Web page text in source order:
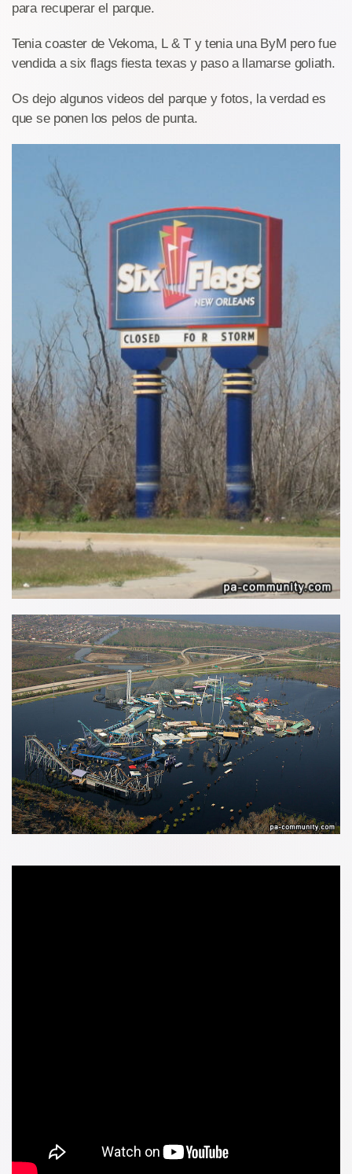
para recuperar el parque.
Tenia coaster de Vekoma, L & T y tenia una ByM pero fue
vendida a six flags fiesta texas y paso a llamarse goliath.
Os dejo algunos videos del parque y fotos, la verdad es
que se ponen los pelos de punta.